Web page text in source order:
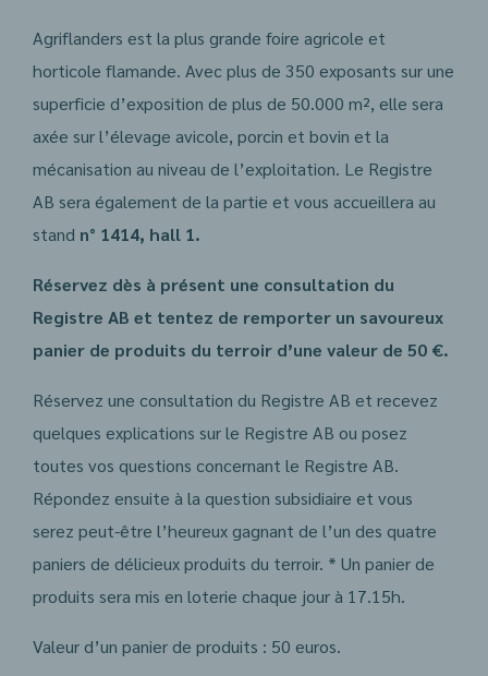
Agriflanders est la plus grande foire agricole et
horticole flamande. Avec plus de 350 exposants sur une
superficie d’exposition de plus de 50.000 m², elle sera
axée sur l’élevage avicole, porcin et bovin et la
mécanisation au niveau de l’exploitation. Le Registre
AB sera également de la partie et vous accueillera au
stand n° 1414, hall 1.
Réservez dès à présent une consultation du
Registre AB et tentez de remporter un savoureux
panier de produits du terroir d’une valeur de 50 €.
Réservez une consultation du Registre AB et recevez
quelques explications sur le Registre AB ou posez
toutes vos questions concernant le Registre AB.
Répondez ensuite à la question subsidiaire et vous
serez peut-être l’heureux gagnant de l’un des quatre
paniers de délicieux produits du terroir. * Un panier de
produits sera mis en loterie chaque jour à 17.15h.
Valeur d’un panier de produits : 50 euros.